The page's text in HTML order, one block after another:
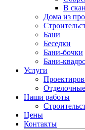
В
Дома из
Бани
Беседки
Бани-бочки
Бани-
Услуги
Наши работы
Цены
Контакты